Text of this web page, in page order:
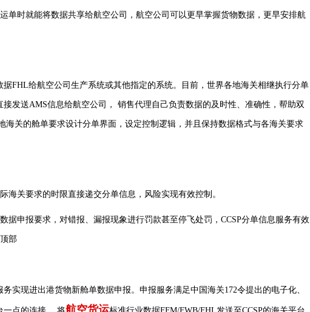
时就能将数据共享给航空公司，航空公司可以更早掌握货物数据，更早安排航
FHL给航空公司生产系统或其他指定的系统。目前，世界各地海关相继执行分单
接发送AMS信息给航空公司， 销售代理自己负责数据的及时性、准确性，帮助双
海关的舱单要求设计分单界面，设定控制逻辑，并且保持数据格式与各海关要求
关要求的时限直接递交分单信息，风险实现有效控制。
申报要求，对错报、漏报现象进行罚款甚至停飞处罚，CCSP分单信息服务有效
部
现进出港货物新舱单数据申报。申报服务满足中国海关172令提出的电子化、
航空货运